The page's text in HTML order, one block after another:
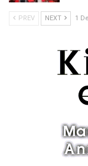
PREV NEXT 1